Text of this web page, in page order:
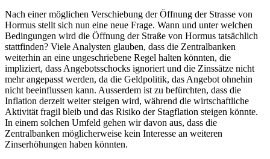
Nach einer möglichen Verschiebung der Öffnung der Strasse von
Hormus stellt sich nun eine neue Frage. Wann und unter welchen
Bedingungen wird die Öffnung der Straße von Hormus tatsächlich
stattfinden? Viele Analysten glauben, dass die Zentralbanken
weiterhin an eine ungeschriebene Regel halten könnten, die
impliziert, dass Angebotsschocks ignoriert und die Zinssätze nicht
mehr angepasst werden, da die Geldpolitik, das Angebot ohnehin
nicht beeinflussen kann. Ausserdem ist zu befürchten, dass die
Inflation derzeit weiter steigen wird, während die wirtschaftliche
Aktivität fragil bleib und das Risiko der Stagflation steigen könnte.
In einem solchen Umfeld gehen wir davon aus, dass die
Zentralbanken möglicherweise kein Interesse an weiteren
Zinserhöhungen haben könnten.